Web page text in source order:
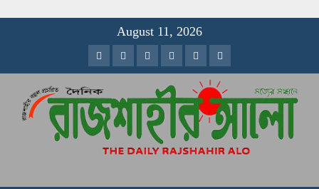
August 11, 2026
Facebook
TwitterInstagram
Youtube
VK LinkedIn